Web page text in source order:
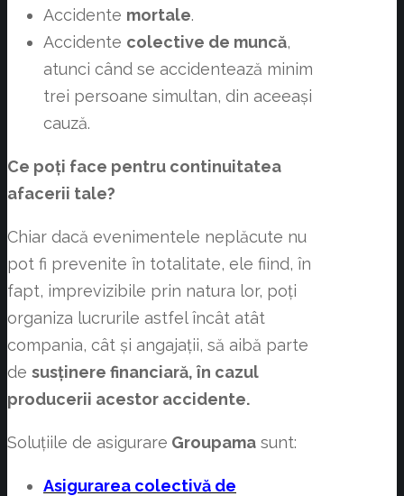
Accidente mortale.
Accidente colective de muncă,
atunci când se accidentează minim
trei persoane simultan, din aceeași
cauză.
Ce poți face pentru continuitatea
afacerii tale?
Chiar dacă evenimentele neplăcute nu
pot fi prevenite în totalitate, ele fiind, în
fapt, imprevizibile prin natura lor, poți
organiza lucrurile astfel încât atât
compania, cât și angajații, să aibă parte
de susținere financiară, în cazul
producerii acestor accidente.
Soluțiile de asigurare Groupama sunt:
Asigurarea colectivă de